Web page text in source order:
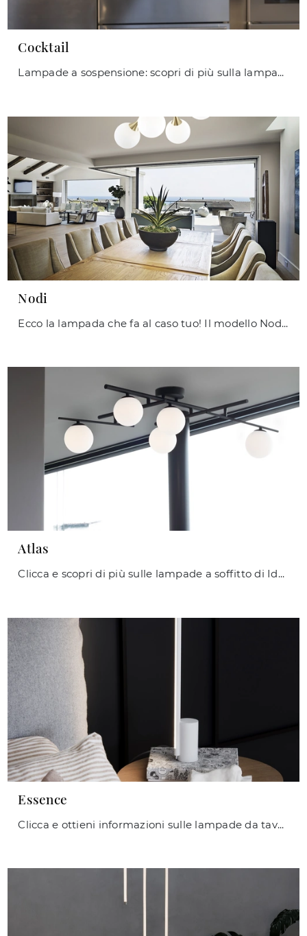
Cocktail
Lampade a sospensione: scopri di più sulla lampada Cocktail in vetro che ti consigliamo.
Nodi
Ecco la lampada che fa al caso tuo! Il modello Nodi è una delle nostre lampade a soffitto di Ideal Lux.
Atlas
Clicca e scopri di più sulle lampade a soffitto di Ideal Lux: il modello Atlas in metallo ti sta aspettando!
Essence
Clicca e ottieni informazioni sulle lampade da tavolo di Ideal Lux: il modello Essence in metallo ti aspetta!